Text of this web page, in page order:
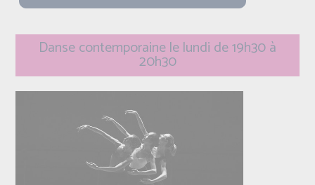
Danse contemporaine le lundi de 19h30 à
20h30